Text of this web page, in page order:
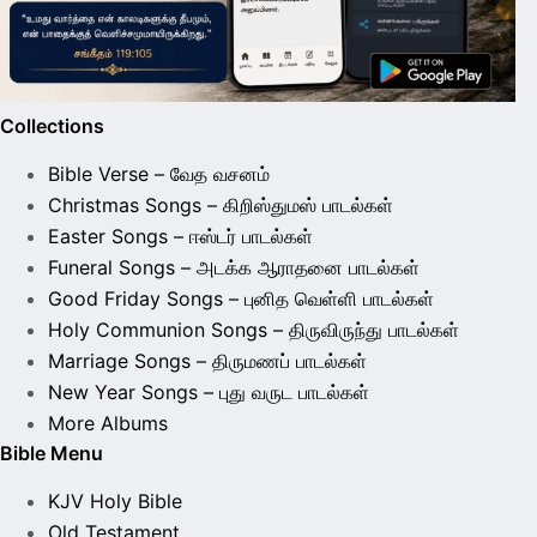
Collections
Bible Verse – வேத வசனம்
Christmas Songs – கிறிஸ்துமஸ் பாடல்கள்
Easter Songs – ஈஸ்டர் பாடல்கள்
Funeral Songs – அடக்க ஆராதனை பாடல்கள்
Good Friday Songs – புனித வெள்ளி பாடல்கள்
Holy Communion Songs – திருவிருந்து பாடல்கள்
Marriage Songs – திருமணப் பாடல்கள்
New Year Songs – புது வருட பாடல்கள்
More Albums
Bible Menu
KJV Holy Bible
Old Testament